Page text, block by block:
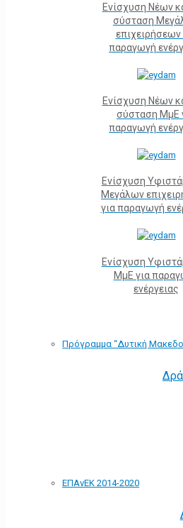
Ενίσχυση Νέων
σύσταση
επιχειρήσεων
παραγωγή
Ενίσχυση Νέων
σύσταση ΜμΕ
παραγωγή
Ενίσχυση
Μεγάλων
για παραγωγή
Ενίσχυση
ΜμΕ για
ενέργειας
Πρόγραμμα “Δυτική
ΕΠΑνΕΚ 2014-2020